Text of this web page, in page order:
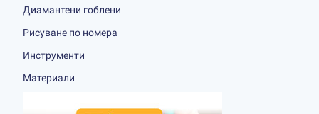
Диамантени гоблени
Рисуване по номера
Инструменти
Материали